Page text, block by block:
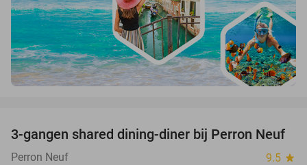
33%
3-gangen shared dining-diner bij Perron Neuf
Perron Neuf 9.5 star